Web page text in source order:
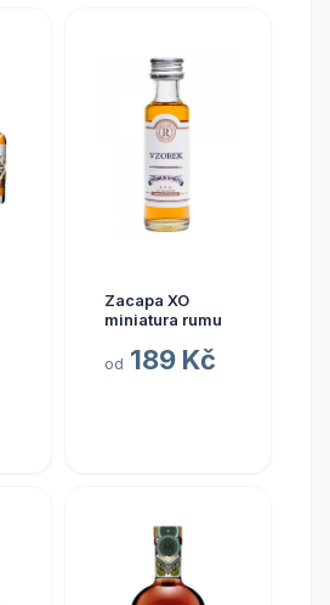
Zacapa XO
miniatura rumu
od 189 Kč